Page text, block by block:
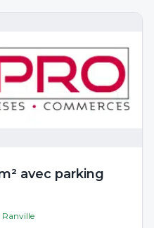
avec parking
Ranville